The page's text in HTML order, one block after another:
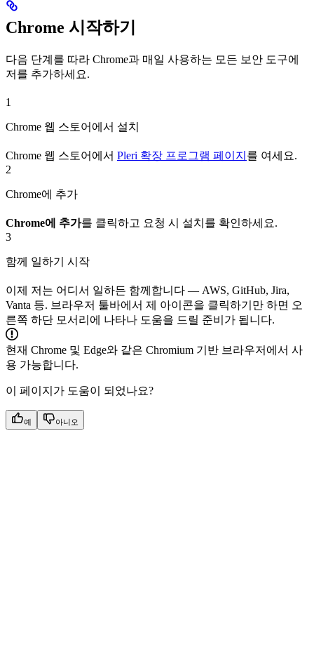
Chrome 시작하기
다음 단계를 따라 Chrome과 매일 사용하는 모든 보안 도구에
저를 추가하세요.
1
Chrome 웹 스토어에서 설치
Chrome 웹 스토어에서 Pleri 확장 프로그램 페이지 를 여세요.
2
Chrome에 추가
Chrome에 추가를 클릭하고 요청 시 설치를 확인하세요.
3
함께 일하기 시작
이제 저는 어디서 일하든 함께합니다 — AWS, GitHub, Jira,
Vanta 등. 브라우저 툴바에서 제 아이콘을 클릭하기만 하면 오
른쪽 하단 모서리에 나타나 도움을 드릴 준비가 됩니다.
현재 Chrome 및 Edge와 같은 Chromium 기반 브라우저에서 사
용 가능합니다.
이 페이지가 도움이 되었나요?
예 아니오